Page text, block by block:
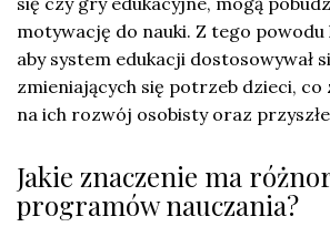
motywację do nauki. Z tego powodu
aby system edukacji dostosowywał
zmieniających się potrzeb dzieci, co
na ich rozwój osobisty oraz przyszłe
Jakie znaczenie ma
programów nauczania?